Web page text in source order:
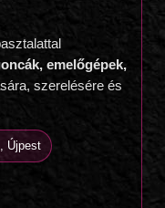
emelőgépek,
szerelésére és
Újpest